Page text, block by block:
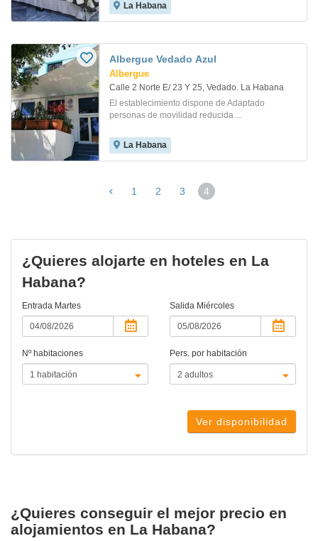
La Habana
Albergue Vedado Azul
Albergue
Calle 2 Norte E/ 23 Y 25, Vedado. La Habana
El establecimiento dispone de Adaptado
personas de movilidad reducida ...
La Habana
1 2 3 4
¿Quieres alojarte en hoteles en La
Habana?
Entrada Martes Salida Miércoles
Nº habitaciones Pers. por habitación
Ver disponibilidad
¿Quieres conseguir el mejor precio en
alojamientos en La Habana?